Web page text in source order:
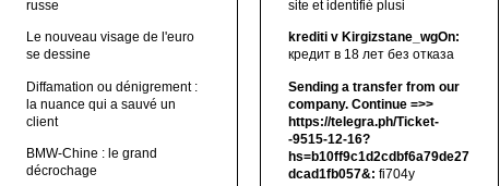
russe
Le nouveau visage de l'euro
se dessine
Diffamation ou dénigrement :
la nuance qui a sauvé un
client
BMW-Chine : le grand
décrochage
site et identifié plusi
krediti v Kirgizstane_wgOn:
кредит в 18 лет без отказа
Sending a transfer from our
company. Continue =>>
https://telegra.ph/Ticket-
-9515-12-16?
hs=b10ff9c1d2cdbf6a79de27
dcad1fb057&: fi704y